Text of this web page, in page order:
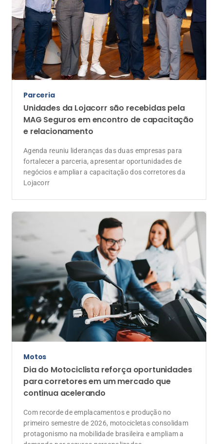
Parceria
Unidades da Lojacorr são recebidas pela
MAG Seguros em encontro de capacitação
e relacionamento
Agenda reuniu lideranças das duas empresas para
fortalecer a parceria, apresentar oportunidades de
negócios e ampliar a capacitação dos corretores da
Lojacorr
Motos
Dia do Motociclista reforça oportunidades
para corretores em um mercado que
continua acelerando
Com recorde de emplacamentos e produção no
primeiro semestre de 2026, motocicletas consolidam
protagonismo na mobilidade brasileira e ampliam a